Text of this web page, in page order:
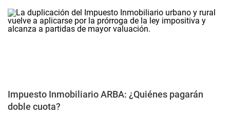
Impuesto Inmobiliario ARBA: ¿Quiénes pagarán
doble cuota?